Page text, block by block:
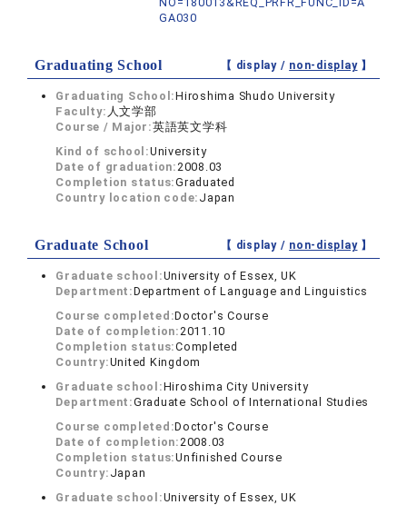
GA030
Graduating School 【 display / non-display】
Graduating School:Hiroshima Shudo University
Faculty: 人文学部
Course / Major:英語英文学科
Kind of school:University
Date of graduation:2008.03
Completion status:Graduated
Country location code: Japan
Graduate School 【 display / non-display】
Graduate school:University of Essex, UK
Department:Department of Language and Linguistics
Course completed:Doctor's Course
Date of completion:2011.10
Completion status:Completed
Country:United Kingdom
Graduate school:Hiroshima City University
Department:Graduate School of International Studies
Course completed:Doctor's Course
Date of completion:2008.03
Completion status:Unfinished Course
Country: Japan
Graduate school:University of Essex, UK